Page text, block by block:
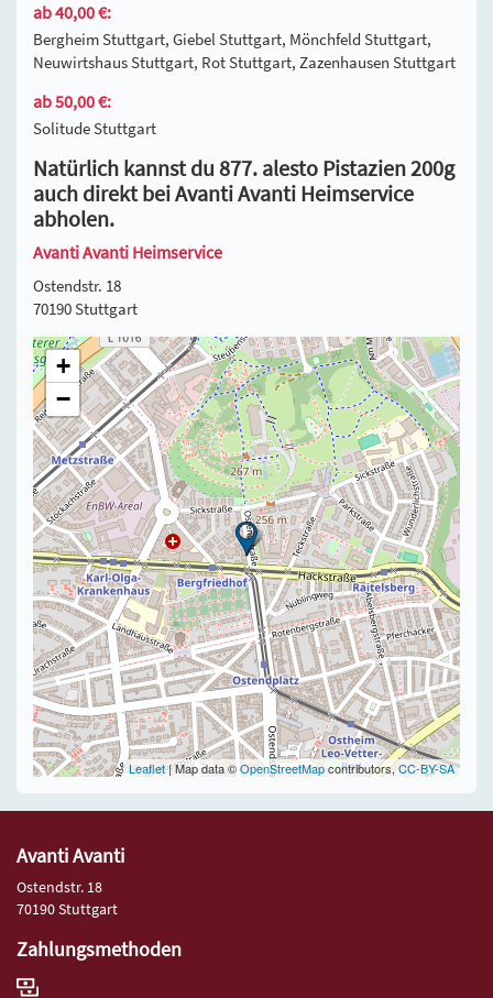
ab 40,00 €:
Bergheim Stuttgart, Giebel Stuttgart, Mönchfeld Stuttgart,
Neuwirtshaus Stuttgart, Rot Stuttgart, Zazenhausen Stuttgart
ab 50,00 €:
Solitude Stuttgart
Natürlich kannst du 877. alesto Pistazien 200g
auch direkt bei Avanti Avanti Heimservice
abholen.
Avanti Avanti Heimservice
Ostendstr. 18
70190 Stuttgart
+
−
Leaflet| Map data ©OpenStreetMapcontributors,CC-BY-SA
Avanti Avanti
Ostendstr. 18
70190 Stuttgart
Zahlungsmethoden